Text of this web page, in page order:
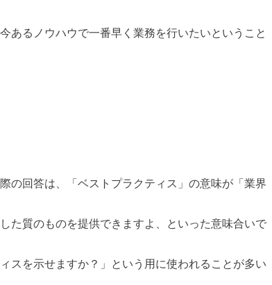
あるノウハウで一番早く業務を行いたいということ
の回答は、「ベストプラクティス」の意味が「業界
た質のものを提供できますよ、といった意味合いで
スを示せますか？」という用に使われることが多い